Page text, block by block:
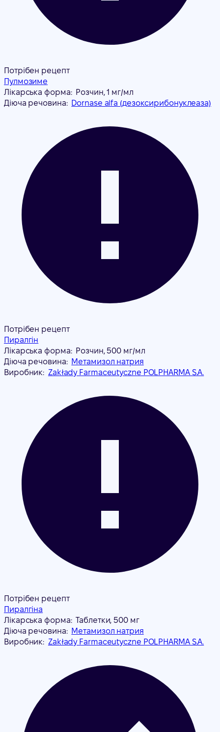
Потрібен рецепт
Пулмозиме
Лікарська форма: Розчин, 1 мг/мл
Діюча речовина: Dornase alfa (дезоксирибонуклеаза)
Потрібен рецепт
Пиралгін
Лікарська форма: Розчин, 500 мг/мл
Діюча речовина: Метамизол натрия
Виробник: Zakłady Farmaceutyczne POLPHARMA S.A.
Потрібен рецепт
Пиралгіна
Лікарська форма: Таблетки, 500 мг
Діюча речовина: Метамизол натрия
Виробник: Zakłady Farmaceutyczne POLPHARMA S.A.